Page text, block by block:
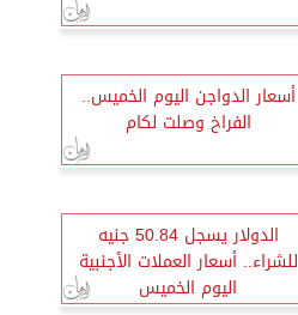
أسعار الدواجن اليوم الخميس..
الفراخ وصلت لكام
الدولار يسجل 50.84 جنيه
للشراء.. أسعار العملات الأجنبية
اليوم الخميس